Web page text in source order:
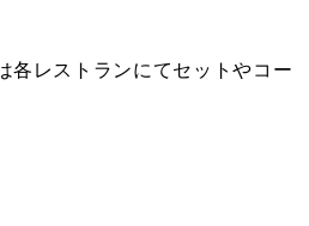
各レストランにてセットやコー